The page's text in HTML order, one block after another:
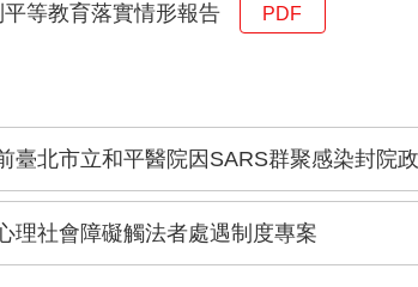
等教育落實情形報告 PDF
臺北市立和平醫院因SARS群聚感染封院
理社會障礙觸法者處遇制度專案